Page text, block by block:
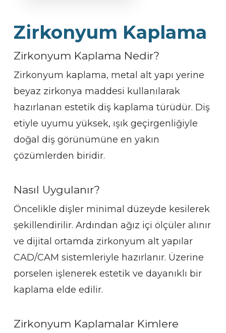
Zirkonyum Kaplama
Zirkonyum Kaplama Nedir?
Zirkonyum kaplama, metal alt yapı yerine
beyaz zirkonya maddesi kullanılarak
hazırlanan estetik diş kaplama türüdür. Diş
etiyle uyumu yüksek, ışık geçirgenliğiyle
doğal diş görünümüne en yakın
çözümlerden biridir.
Nasıl Uygulanır?
Öncelikle dişler minimal düzeyde kesilerek
şekillendirilir. Ardından ağız içi ölçüler alınır
ve dijital ortamda zirkonyum alt yapılar
CAD/CAM sistemleriyle hazırlanır. Üzerine
porselen işlenerek estetik ve dayanıklı bir
kaplama elde edilir.
Zirkonyum Kaplamalar Kimlere